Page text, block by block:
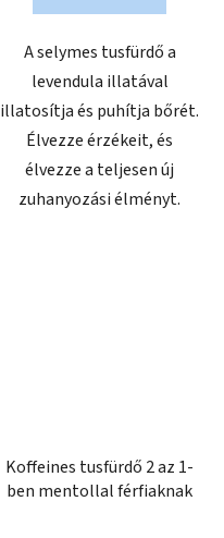
A selymes tusfürdő a
levendula illatával
illatosítja és puhítja bőrét.
Élvezze érzékeit, és
élvezze a teljesen új
zuhanyozási élményt.
Koffeines tusfürdő 2 az 1-
ben mentollal férfiaknak